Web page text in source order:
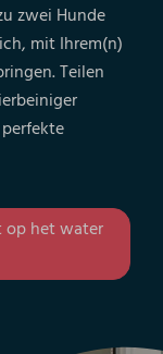
zwei Hunde
mit Ihrem(n)
Teilen
op het water